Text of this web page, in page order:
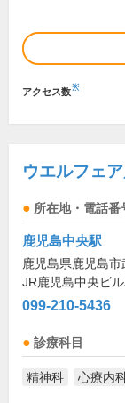
アクセス数※
ウエルフェ
所在地・電話番
鹿児島中央駅
鹿児島県鹿児島
JR鹿児島中央ビ
099-210-5436
診療科目
精神科 心療内